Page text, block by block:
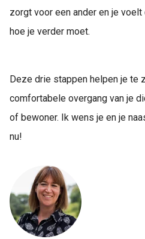
zorgt voor een ander en je
hoe je verder moet. ​​​
Deze drie stappen helpen je te
comfortabele overgang van je
of bewoner. Ik wens je en je
nu!